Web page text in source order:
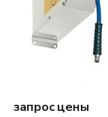
запрос цены